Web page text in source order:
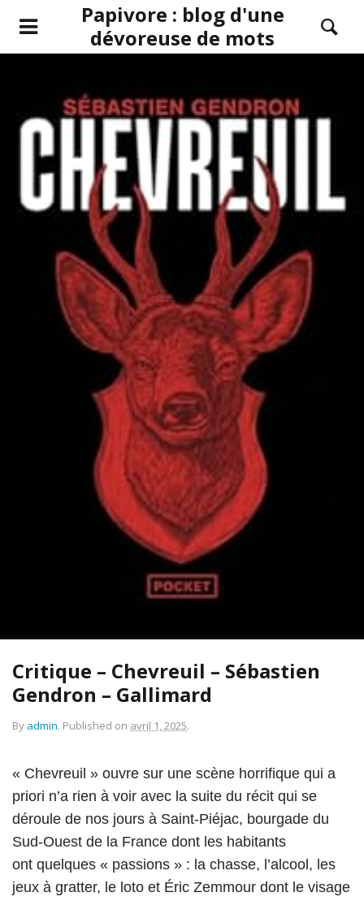
Papivore : blog d'une
dévoreuse de mots
Critique – Chevreuil – Sébastien
Gendron – Gallimard
By admin. Published on avril 1, 2025.
« Chevreuil » ouvre sur une scène horrifique qui a
priori n’a rien à voir avec la suite du récit qui se
déroule de nos jours à Saint-Piéjac, bourgade du
Sud-Ouest de la France dont les habitants
ont quelques « passions » : la chasse, l’alcool, les
jeux à gratter, le loto et Éric Zemmour dont le visage